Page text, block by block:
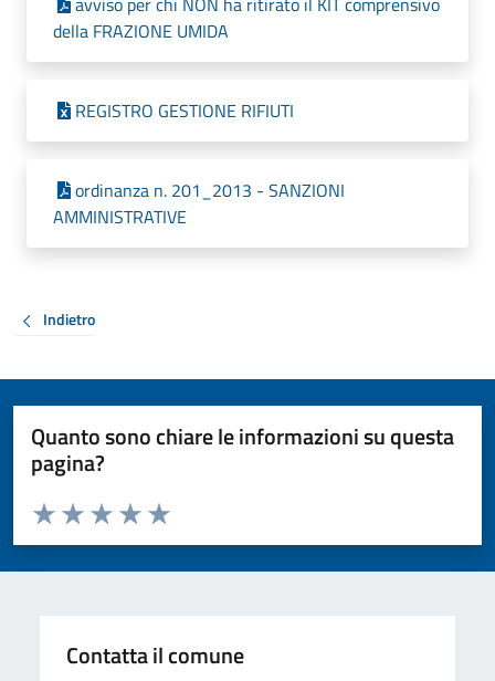
della FRAZIONE UMIDA
REGISTRO GESTIONE RIFIUTI
ordinanza n. 201_2013 - SANZIONI
AMMINISTRATIVE
Indietro
Quanto sono chiare le informazioni su questa
pagina?
Valuta da 1 a 5 stelle la pagina
Valuta 5 stelle su 5
Valuta 4 stelle su 5
Valuta 3 stelle su 5
Valuta 2 stelle su 5
Valuta 1 stelle su 5
Contatta il comune